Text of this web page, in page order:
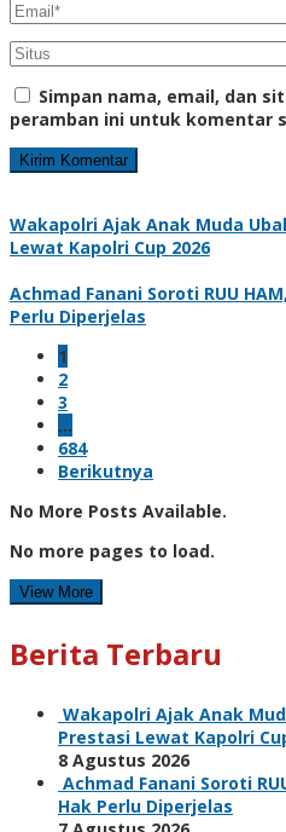
Simpan nama, email, dan
peramban ini untuk komentar
Wakapolri Ajak Anak Muda
Lewat Kapolri Cup 2026
Achmad Fanani Soroti RUU
Perlu Diperjelas
1
2
3
…
684
Berikutnya
No More Posts Available.
No more pages to load.
View More
Berita Terbaru
Wakapolri Ajak Anak
Prestasi Lewat Kapolri
8 Agustus 2026
Achmad Fanani Soroti
Hak Perlu Diperjelas